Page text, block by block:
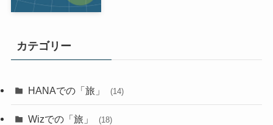
カテゴリー
HANAでの「旅」 (14)
Wizでの「旅」 (18)